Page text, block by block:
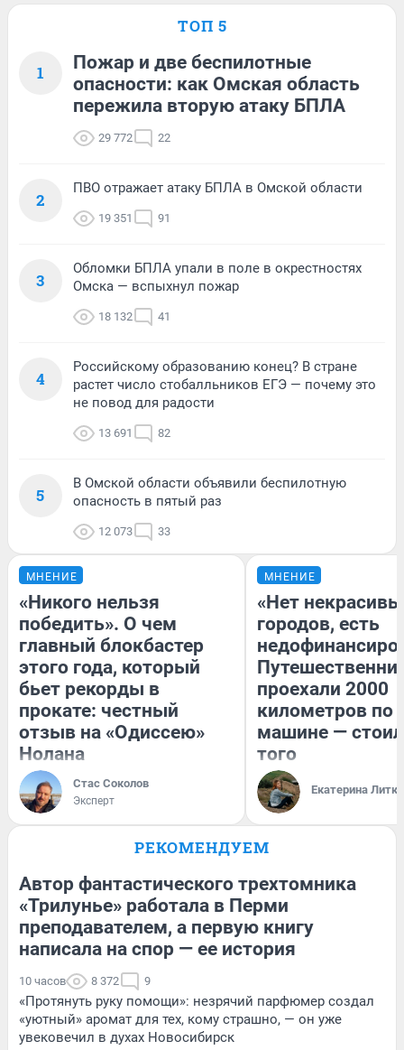
ТОП 5
1
Пожар и две беспилотные
опасности: как Омская область
пережила вторую атаку БПЛА
29 772 22
2
ПВО отражает атаку БПЛА в Омской области
19 351 91
3
Обломки БПЛА упали в поле в окрестностях
Омска — вспыхнул пожар
18 132 41
4
Российскому образованию конец? В стране
растет число стобалльников ЕГЭ — почему это
не повод для радости
13 691 82
5
В Омской области объявили беспилотную
опасность в пятый раз
12 073 33
МНЕНИЕ
«Никого нельзя
победить». О чем
главный блокбастер
этого года, который
бьет рекорды в
прокате: честный
отзыв на «Одиссею»
Нолана
Стас Соколов
Эксперт
МНЕНИЕ
«Нет
городов, есть
проехали 2000
километров по
машине —
того
Екатерина
РЕКОМЕНДУЕМ
Автор фантастического трехтомника
«Трилунье» работала в Перми
преподавателем, а первую книгу
написала на спор — ее история
10 часов 8 372 9
«Протянуть руку помощи»: незрячий парфюмер создал
«уютный» аромат для тех, кому страшно, — он уже
увековечил в духах Новосибирск